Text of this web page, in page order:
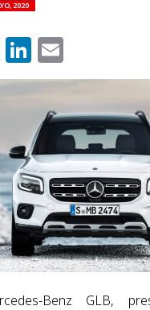
2020
LinkedIn
Email
Benz GLB,